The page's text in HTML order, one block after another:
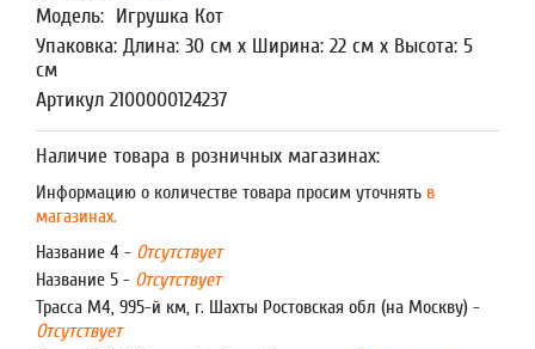
Модель: Игрушка Кот
Упаковка: Длина: 30 см x Ширина: 22 см x Высота: 5
см
Артикул 2100000124237
Наличие товара в розничных магазинах:
Информацию о количестве товара просим уточнять в
магазинах.
Название 4 - Отсутствует
Название 5 - Отсутствует
Трасса М4, 995-й км, г. Шахты Ростовская обл (на Москву) -
Отсутствует